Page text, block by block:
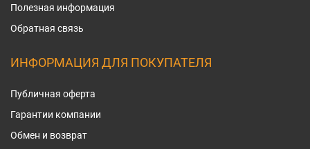
Полезная информация
Обратная связь
ИНФОРМАЦИЯ ДЛЯ ПОКУПАТЕЛЯ
Публичная оферта
Гарантии компании
Обмен и возврат